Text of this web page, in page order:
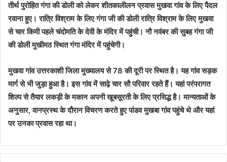
तीर्थ पुरोहित गंगा की डोली को लेकर शीतकालीलन प्रवास मुखवा गांव के लिए पैदल
रवाना हुए। रात्रि विश्राम के लिए गंगा जी की डोली रात्रि विश्राम के लिए मुखवा
से चार किमी पहले चंदोमति के देवी के मंदिर में पहुंची। नौ नवंबर की सुबह गंगा जी
की डोली मुखीमठ स्थित गंगा मंदिर में पहुंचेगी।
मुखवा गांव उत्तरकाशी जिला मुख्यालय से 78 की दूरी पर स्थित है। यह गांव सड़क
मार्ग से भी जुड़ा हुआ है। इस गांव में साढ़े चार सौ परिवार रहते हैं। यहां परंपरागत
शिल्प से तैयार लकड़ी के मकान अपनी खूबसूरती के लिए प्रसिद्ध है। मान्यताओं के
अनुसार, वानप्रस्थ के दौरान विचरण करते हुए पांडव मुखबा गांव पहुंचे थे और यहां
पर उनका प्रवास रहा था।